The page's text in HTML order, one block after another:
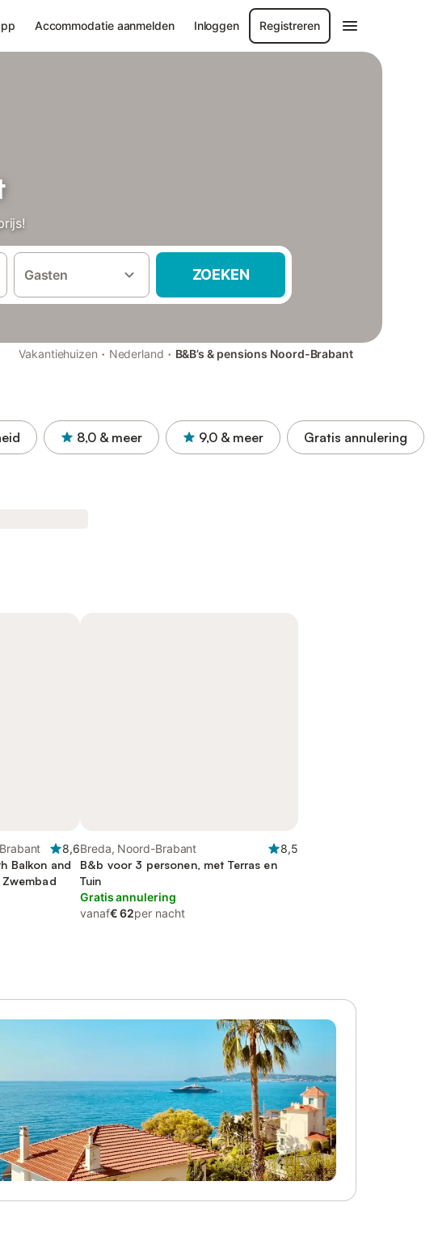
Accommodatie aanmelden Inloggen Registreren
Gasten ZOEKEN
Vakantiehuizen · Nederland · B&B’s & pensions Noord-Brabant
8,0 & meer 9,0 & meer Gratis annulering
8,6
Balkon and
Zwembad
Breda, Noord-Brabant
8,5
B&b voor 3 personen, met Terras en
Tuin
Gratis annulering
vanaf€ 62per nacht